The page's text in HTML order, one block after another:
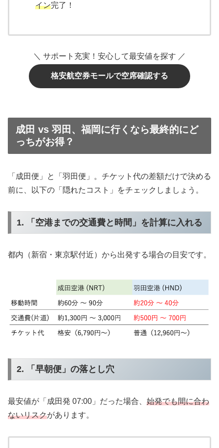
イン完了！
＼ サポート充実！安心して最安値を探す ／
格安航空券モールで空席確認する
成田 vs 羽田、福岡に行くなら最終的にど
っちがお得？
「成田便」と「羽田便」。チケット代の差額だけで決める
前に、以下の「隠れたコスト」をチェックしましょう。
1. 「空港までの交通費と時間」を計算に入れる
都内（新宿・東京駅付近）から出発する場合の目安です。
2. 「早朝便」の落とし穴
最安値が「成田発 07:00」だった場合、 始発でも間に合わ
ないリスクがあります。